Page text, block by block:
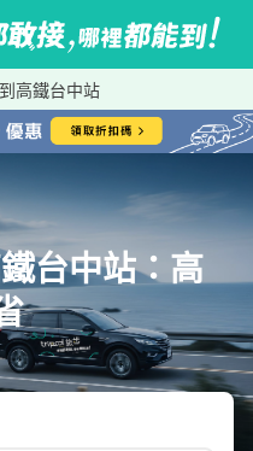
高鐵台中站
台中站：高